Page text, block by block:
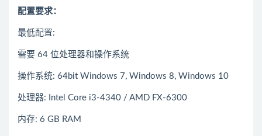
配置要求：
最低配置:
需要 64 位处理器和操作系统
操作系统: 64bit Windows 7, Windows 8, Windows 10
处理器: Intel Core i3-4340 / AMD FX-6300
内存: 6 GB RAM